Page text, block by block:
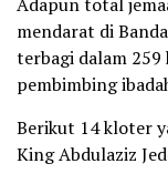
Adapun total
mendarat di
terbagi dalam
pembimbing
Berikut 14 kloter
King Abdulaziz